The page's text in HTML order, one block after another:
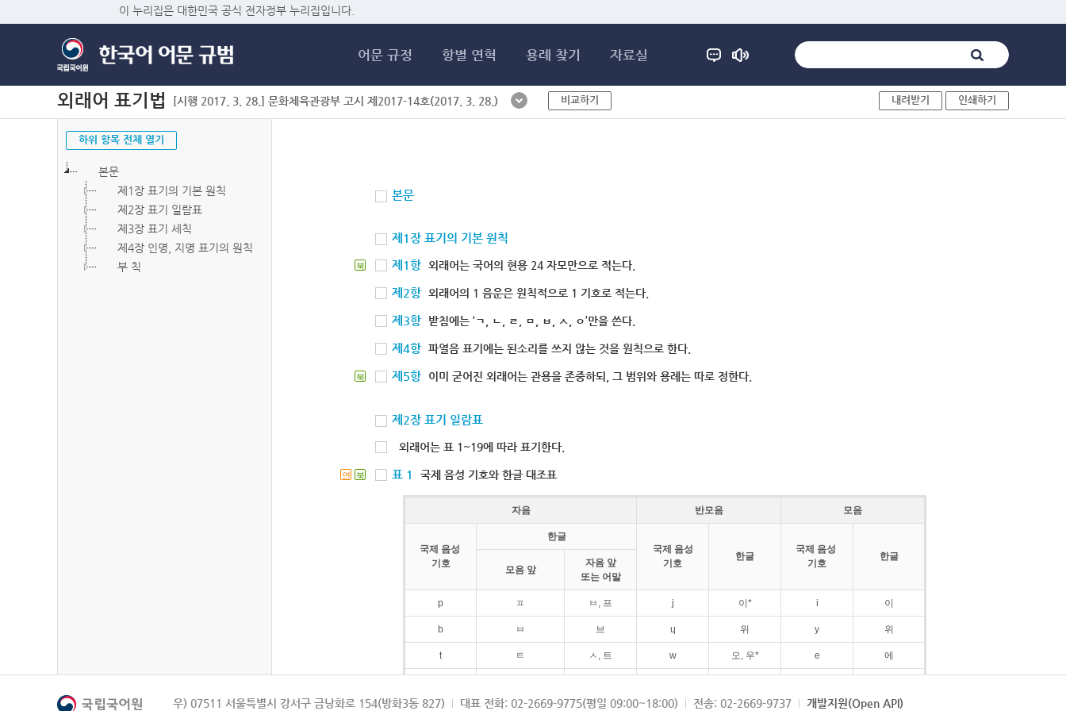
이 누리집은 대한민국 공식 전자정부 누리집입니다.
어문 규정 항별 연혁 용례 찾기 자료실
외래어 표기법 [시행 2017. 3. 28.] 문화체육관광부 고시 제2017-14호(2017. 3. 28.) 비교하기 내려받기 인쇄하기
하위 항목 전체 열기
본문
제1장 표기의 기본 원칙
제2장 표기 일람표
제3장 표기 세칙
제4장 인명, 지명 표기의 원칙
부 칙
본문
제1장 표기의 기본 원칙
북 제1항 외래어는 국어의 현용 24 자모만으로 적는다.
제2항 외래어의 1 음운은 원칙적으로 1 기호로 적는다.
제3항 받침에는 ‘ㄱ, ㄴ, ㄹ, ㅁ, ㅂ, ㅅ, ㅇ’만을 쓴다.
제4항 파열음 표기에는 된소리를 쓰지 않는 것을 원칙으로 한다.
북 제5항 이미 굳어진 외래어는 관용을 존중하되, 그 범위와 용례는 따로 정한다.
제2장 표기 일람표
외래어는 표 1~19에 따라 표기한다.
연 북 표 1 국제 음성 기호와 한글 대조표
자음 반모음 모음
국제 음성
기호
한글
국제 음성
기호
한글
국제 음성
기호
한글
모음 앞
자음 앞
또는 어말
p ㅍ ㅂ, 프 j 이* i 이
b ㅂ 브 ɥ 위 y 위
t ㅌ ㅅ, 트 w 오, 우* e 에
k ㅋ ㄱ, 크 ɛ 에
우) 07511 서울특별시 강서구 금낭화로 154(방화3동 827) 대표 전화: 02-2669-9775(평일 09:00~18:00) 전송: 02-2669-9737 개발지원(Open API)